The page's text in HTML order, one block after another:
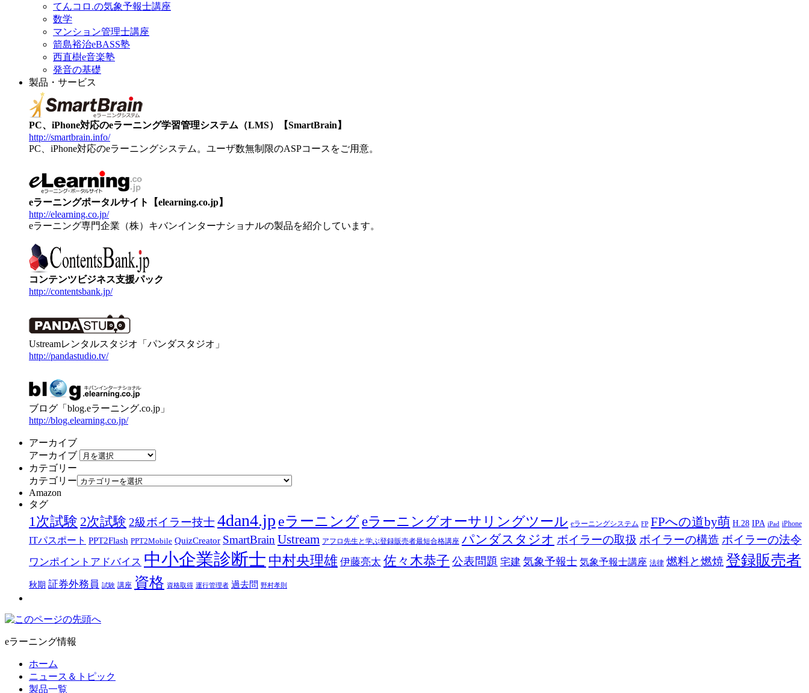
てんコロ.の気象予報士講座
数学
マンション管理士講座
箭島裕治eBASS塾
西直樹e音楽塾
発音の基礎
製品・サービス
PC、iPhone対応のeラーニング学習管理システム（LMS）【SmartBrain】
http://smartbrain.info/
PC、iPhone対応のeラーニングシステム。ユーザ数無制限のASPコースをご用意。
eラーニングポータルサイト【elearning.co.jp】
http://elearning.co.jp/
eラーニング専門企業（株）キバンインターナショナルの製品を紹介しています。
コンテンツビジネス支援パック
http://contentsbank.jp/
Ustreamレンタルスタジオ「パンダスタジオ」
http://pandastudio.tv/
ブログ「blog.eラーニング.co.jp」
http://blog.elearning.co.jp/
アーカイブ
アーカイブ
カテゴリー
カテゴリー
Amazon
タグ
1次試験 2次試験 2級ボイラー技士4dan4.jp eラーニング eラーニングオーサリングツール eラーニングシステム FP FPへの道by萌 H.28 IPA iPad iPhone
ITパスポート PPT2Flash PPT2Mobile QuizCreator SmartBrain Ustream アフロ先生と学ぶ登録販売者最短合格講座 パンダスタジオ ボイラーの取扱 ボイラーの構造 ボイラーの法令
ワンポイントアドバイス 中小企業診断士 中村央理雄 伊藤亮太 佐々木恭子 公表問題 宅建 気象予報士 気象予報士講座 法律 燃料と燃焼 登録販売者
秋期 証券外務員 試験 講座 資格 資格取得 運行管理者 過去問 野村孝則
eラーニング情報
ホーム
ニュース＆トピック
製品一覧